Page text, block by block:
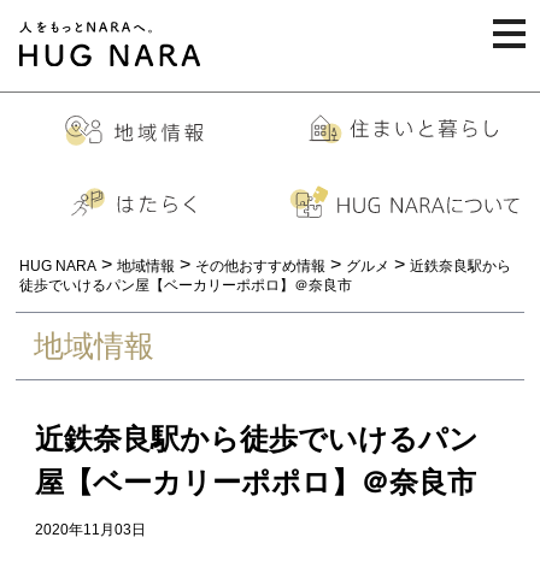
HUG NARA > 地域情報 > その他おすすめ情報 > グルメ > 近鉄奈良駅から
徒歩でいけるパン屋【ベーカリーポポロ】＠奈良市
地域情報
近鉄奈良駅から徒歩でいけるパン
屋【ベーカリーポポロ】＠奈良市
2020年11月03日